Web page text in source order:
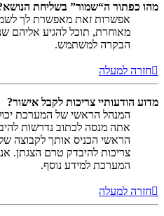
מהו כפתור ה“שמור” בשליחת
אפשרות זאת מאפשרת לך
מאוחרת, תוכל להגיע אליהם
הבקרה למשתמש.
חזרה למעלה
מדוע הודעותיי צריכות לקבל אישור?
המנהל הראשי של המערכת
אתה מנסה לכתוב נדרשות
הראשי הכניס אותך לקבוצה
צריכות להיבדק טרם הצגתן.
המערכת למידע נוסף.
חזרה למעלה